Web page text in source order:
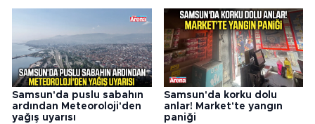
Samsun'da puslu sabahın
ardından Meteoroloji'den
yağış uyarısı
Samsun'da korku dolu
anlar! Market'te yangın
paniği